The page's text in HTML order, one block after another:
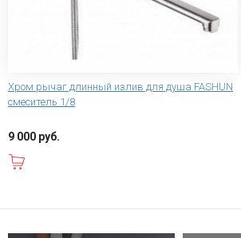
Хром рычаг длинный излив для душа FASHUN
смеситель 1/8
9 000 руб.